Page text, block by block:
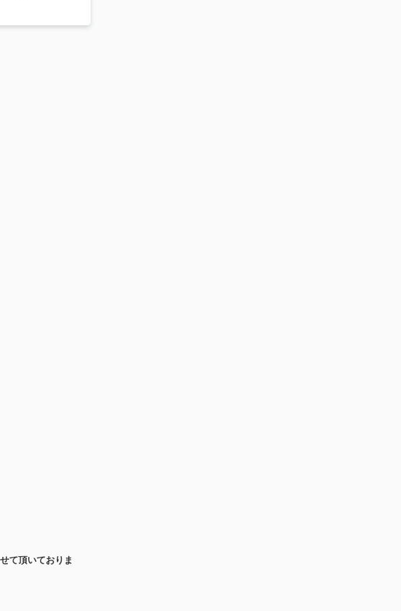
て頂いておりま